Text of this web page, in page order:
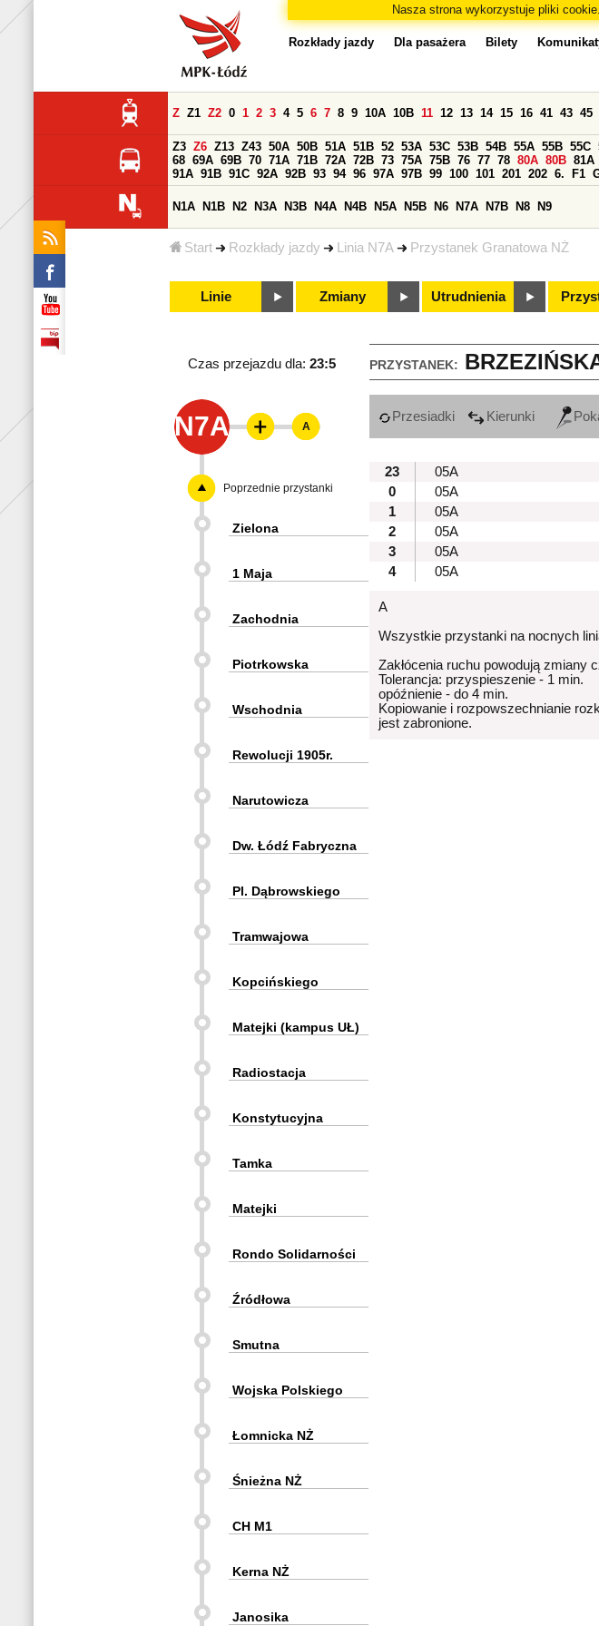
Nasza strona wykorzystuje pliki
Start Rozkłady jazdy Linia N7A Przystanek Granatowa NŻ
Rozkłady jazdy Dla pasażera Bilety
Z Z1 Z2 0 1 2 3 4 5 6 7 8 9 10A 10B 11 12 13 14 15 16 41 43 45
Z3 Z6 Z13 Z43 50A 50B 51A 51B 52 53A 53C 53B 54B 55A 55B 55C
68 69A 69B 70 71A 71B 72A 72B 73 75A 75B 76 77 78 80A 80B 81A
91A 91B 91C 92A 92B 93 94 96 97A 97B 99 100 101 201 202 6. F1
N1A N1B N2 N3A N3B N4A N4B N5A N5B N6 N7A N7B N8 N9
Linie Zmiany Utrudnienia
PRZYSTANEK:
Czas przejazdu dla: 23:5
N7A Przesiadki Kierunki
23
05A
0
05A
1
05A
2
05A
3
05A
4
05A
A
Wszystkie przystanki na nocnych
Zakłócenia ruchu powodują zmiany
Tolerancja: przyspieszenie - 1 min.
opóźnienie - do 4 min.
Kopiowanie i rozpowszechnianie
jest zabronione.
A
Poprzednie przystanki
Zielona
1 Maja
Zachodnia
Piotrkowska
Wschodnia
Rewolucji 1905r.
Narutowicza
Dw. Łódź Fabryczna
Pl. Dąbrowskiego
Tramwajowa
Kopcińskiego
Matejki (kampus UŁ)
Radiostacja
Konstytucyjna
Tamka
Matejki
Rondo Solidarności
Źródłowa
Smutna
Wojska Polskiego
Łomnicka NŻ
Śnieżna NŻ
CH M1
Kerna NŻ
Janosika